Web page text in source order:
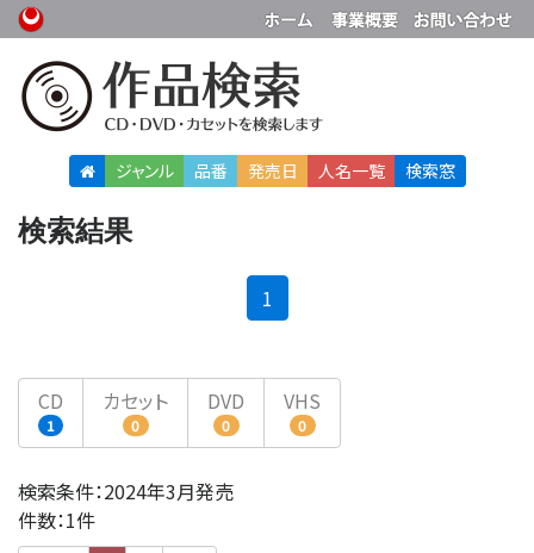
ジャンル 品番 発売日 人名一覧 検索窓
検索結果
1
CD
1
カセット
0
DVD
0
VHS
0
検索条件：2024年3月発売
件数：1件